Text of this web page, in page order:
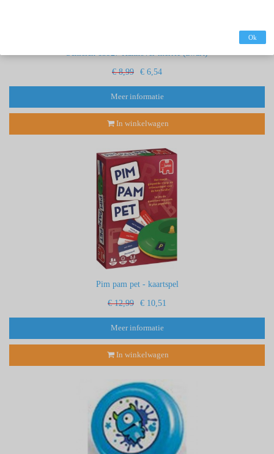
Ok
€ 8,99 € 6,54
Meer informatie
In winkelwagen
Pim pam pet - kaartspel
€ 12,99 € 10,51
Meer informatie
In winkelwagen